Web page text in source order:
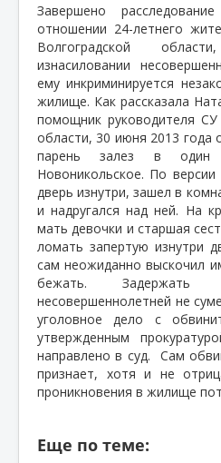
Завершено
отношении 24-летнего
Волгоградской
изнасиловании
ему инкриминируется
жилище. Как рассказала
помощник руководителя
области, 30 июня 2013 года
парень залез в
Новоникольское. По версии
дверь изнутри, зашел в
и надругался над ней. На
мать девочки и старшая
ломать запертую изнутри
сам неожиданно выскочил
бежать. Задержать
несовершеннолетней не
уголовное дело с
утвержденным
направлено в суд.
Сам
признает, хотя и не
проникновения в жилище
Еще по теме: